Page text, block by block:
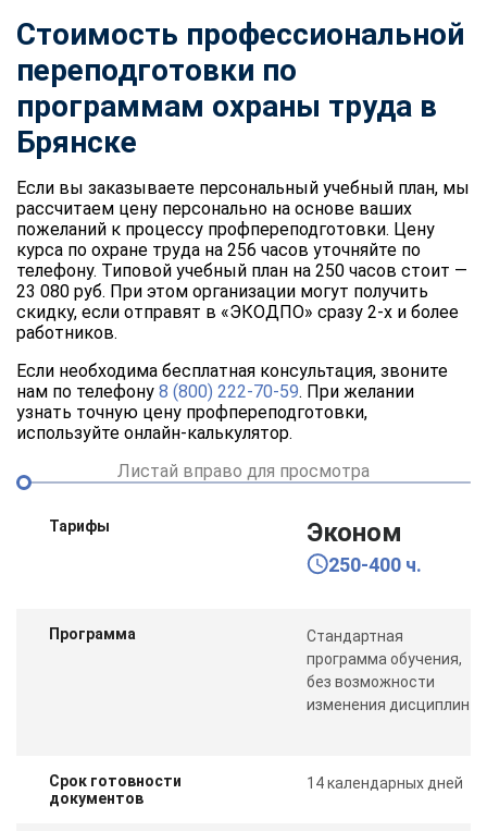
Стоимость профессиональной
переподготовки по
программам охраны труда в
Брянске
Если вы заказываете персональный учебный план, мы
рассчитаем цену персонально на основе ваших
пожеланий к процессу профпереподготовки. Цену
курса по охране труда на 256 часов уточняйте по
телефону. Типовой учебный план на 250 часов стоит —
23 080 руб. При этом организации могут получить
скидку, если отправят в «ЭКОДПО» сразу 2-х и более
работников.
Если необходима бесплатная консультация, звоните
нам по телефону 8 (800) 222-70-59. При желании
узнать точную цену профпереподготовки,
используйте онлайн-калькулятор.
Листай вправо для просмотра
Тарифы Эконом
250-400 ч.
Программа
Стандартная
программа обучения,
без возможности
изменения дисциплин
Срок готовности
документов
14 календарных дней